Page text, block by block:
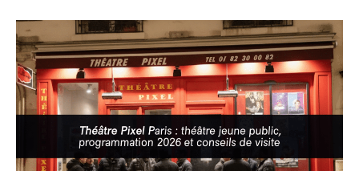
Théâtre
Pixel
Paris
:
théâtre
programmation